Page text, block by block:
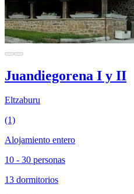
Juandiegorena I y II
Eltzaburu
(1)
Alojamiento entero
10 - 30 personas
13 dormitorios